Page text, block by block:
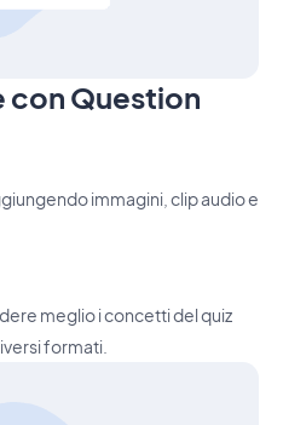
con Question
immagini, clip audio e
meglio i concetti del quiz
formati.